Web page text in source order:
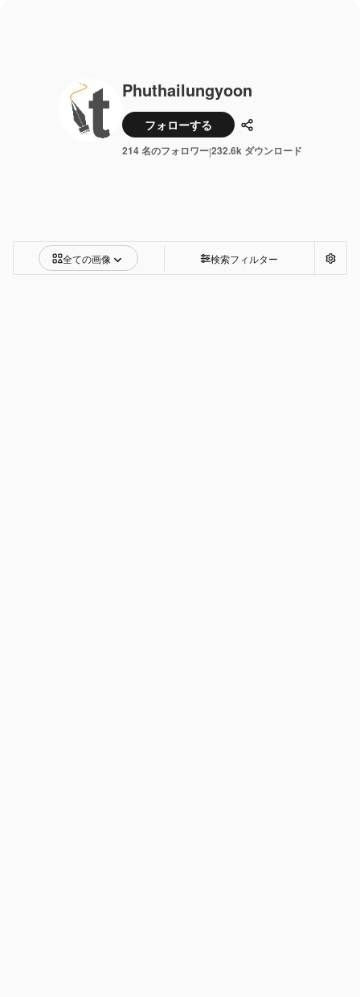
Phuthailungyoon
フォローする 共有
214 名のフォロワー|232.6k ダウンロード
全ての画像 検索フィルター